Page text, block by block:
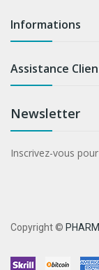
Informations
Assistance
Newsletter
Inscrivez-vous
Copyright ©